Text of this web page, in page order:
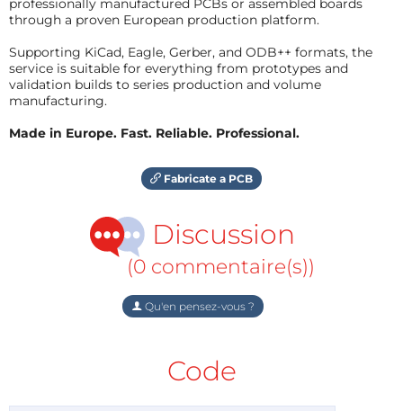
professionally manufactured PCBs or assembled boards
through a proven European production platform.
Supporting KiCad, Eagle, Gerber, and ODB++ formats, the
service is suitable for everything from prototypes and
validation builds to series production and volume
manufacturing.
Made in Europe. Fast. Reliable. Professional.
Fabricate a PCB
Discussion
(0 commentaire(s))
Qu'en pensez-vous ?
Code